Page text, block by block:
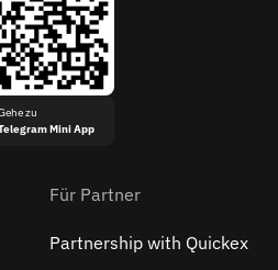
zu
Mini App
Für Partner
Partnership with Quickex